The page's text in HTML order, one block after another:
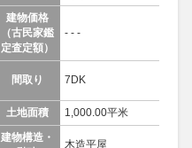
建物価格
（古民家鑑
定査定額）
- - -
間取り 7DK
土地面積 1,000.00平米
建物構造・
木造平屋